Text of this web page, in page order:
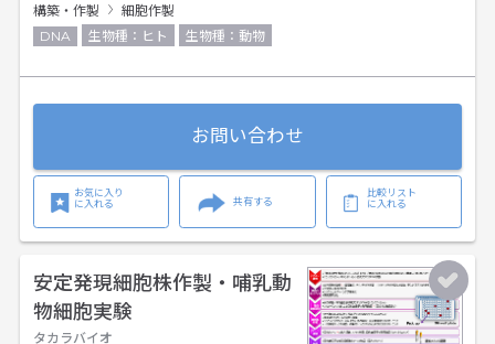
構築・作製
細胞作製
DNA
生物種：ヒト 生物種：動物
お問い合わせ
お気に入り
に入れる
共有する
比較リスト
に入れる
安定発現細胞株作製・哺乳動
物細胞実験
タカラバイオ